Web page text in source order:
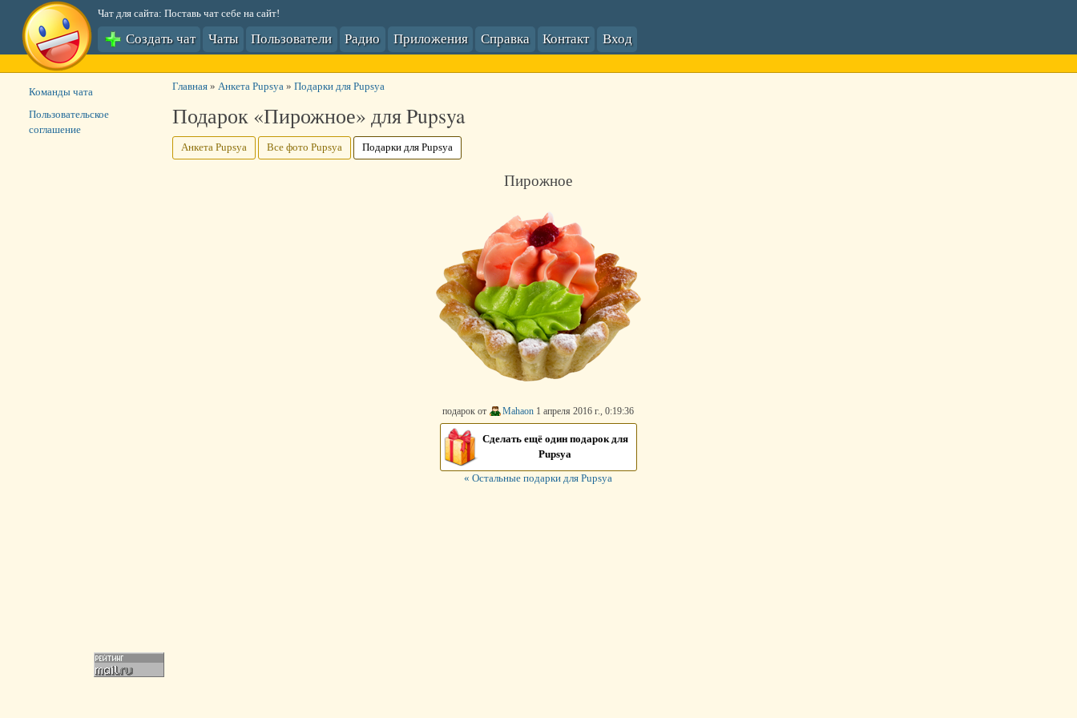
Чат для сайта: Поставь чат себе на сайт!
Создать чат Чаты Пользователи Радио Приложения Справка Контакт Вход
Главная» Анкета Pupsya » Подарки для Pupsya
Подарок «Пирожное» для Pupsya
Анкета Pupsya Все фото Pupsya Подарки для Pupsya
Пирожное
подарок от Mahaon 1 апреля 2016 г., 0:19:36
Сделать ещё один подарок для
Pupsya
« Остальные подарки для Pupsya
Команды чата
Пользовательское
соглашение